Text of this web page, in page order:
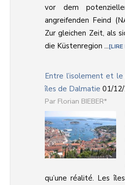
vor dem
angreifenden Feind
Zur gleichen Zeit, als
die Küstenregion ...
Entre l’isolement et
îles de Dalmatie 01/
Florian BIEBER*
qu’une réalité. Les